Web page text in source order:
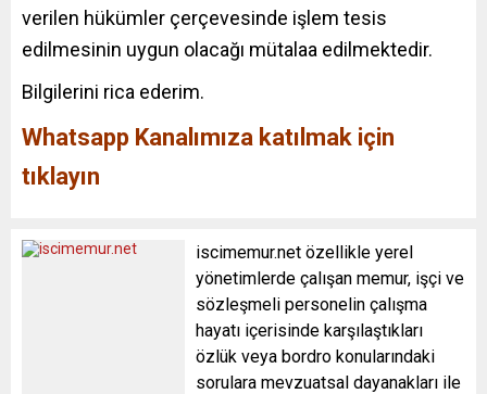
verilen hükümler çerçevesinde işlem tesis
edilmesinin uygun olacağı mütalaa edilmektedir.
Bilgilerini rica ederim.
Whatsapp Kanalımıza katılmak için
tıklayın
iscimemur.net özellikle yerel
yönetimlerde çalışan memur, işçi ve
sözleşmeli personelin çalışma
hayatı içerisinde karşılaştıkları
özlük veya bordro konularındaki
sorulara mevzuatsal dayanakları ile